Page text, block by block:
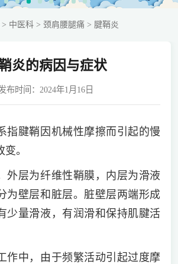
中医科> 颈肩腰腿痛 > 腱鞘炎
炎的病因与症状
布时间：2024年1月16日
指腱鞘因机械性摩擦而引起的慢
。
外层为纤维性鞘膜，内层为滑液
为壁层和脏层。脏壁层两端形成
少量滑液，有润滑和保持肌腱活
作中，由于频繁活动引起过度摩